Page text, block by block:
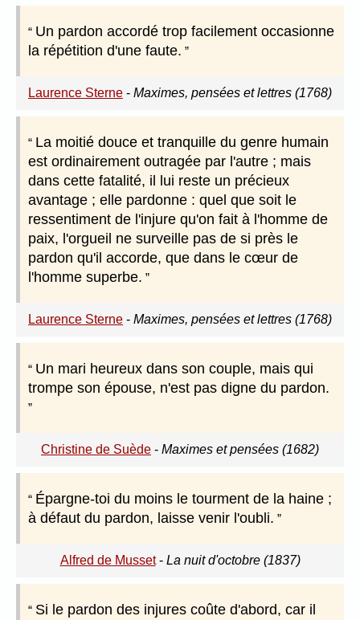
Un pardon accordé trop facilement occasionne
la répétition d'une faute.
Laurence Sterne - Maximes, pensées et lettres (1768)
La moitié douce et tranquille du genre humain
est ordinairement outragée par l'autre ; mais
dans cette fatalité, il lui reste un précieux
avantage ; elle pardonne : quel que soit le
ressentiment de l'injure qu'on fait à l'homme de
paix, l'orgueil ne surveille pas de si près le
pardon qu'il accorde, que dans le cœur de
l'homme superbe.
Laurence Sterne - Maximes, pensées et lettres (1768)
Un mari heureux dans son couple, mais qui
trompe son épouse, n'est pas digne du pardon.
Christine de Suède - Maximes et pensées (1682)
Épargne-toi du moins le tourment de la haine ;
à défaut du pardon, laisse venir l'oubli.
Alfred de Musset- La nuit d'octobre (1837)
Si le pardon des injures coûte d'abord, car il